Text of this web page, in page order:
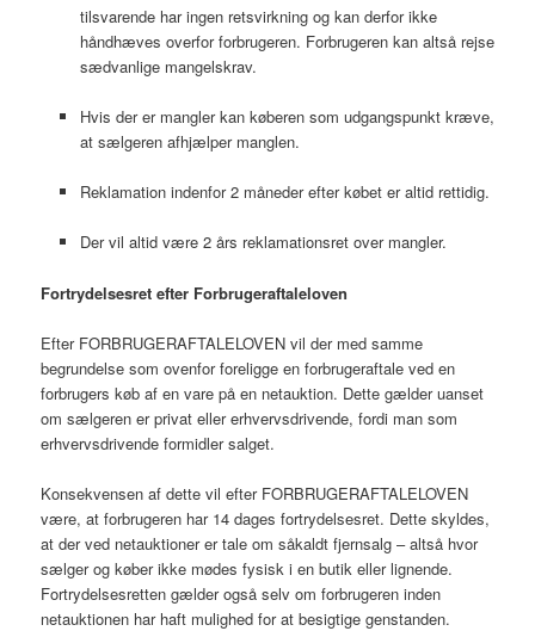
tilsvarende har ingen retsvirkning og kan derfor ikke
håndhæves overfor forbrugeren. Forbrugeren kan altså rejse
sædvanlige mangelskrav.
Hvis der er mangler kan køberen som udgangspunkt kræve,
at sælgeren afhjælper manglen.
Reklamation indenfor 2 måneder efter købet er altid rettidig.
Der vil altid være 2 års reklamationsret over mangler.
Fortrydelsesret efter Forbrugeraftaleloven
Efter FORBRUGERAFTALELOVEN vil der med samme
begrundelse som ovenfor foreligge en forbrugeraftale ved en
forbrugers køb af en vare på en netauktion. Dette gælder uanset
om sælgeren er privat eller erhvervsdrivende, fordi man som
erhvervsdrivende formidler salget.
Konsekvensen af dette vil efter FORBRUGERAFTALELOVEN
være, at forbrugeren har 14 dages fortrydelsesret. Dette skyldes,
at der ved netauktioner er tale om såkaldt fjernsalg – altså hvor
sælger og køber ikke mødes fysisk i en butik eller lignende.
Fortrydelsesretten gælder også selv om forbrugeren inden
netauktionen har haft mulighed for at besigtige genstanden.